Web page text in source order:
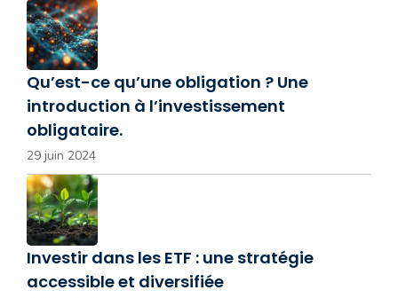
Qu’est-ce qu’une obligation ? Une
introduction à l’investissement
obligataire.
29 juin 2024
Investir dans les ETF : une stratégie
accessible et diversifiée